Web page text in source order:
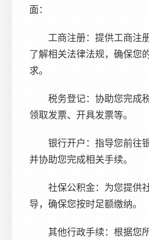
面：
工商注册：提供工商注
了解相关法律法规，确保您
求。
税务登记：协助您完成
领取发票、开具发票等。
银行开户：指导您前往
并协助您完成相关手续。
社保公积金：为您提供
导，确保您按时足额缴纳。
其他行政手续：根据您